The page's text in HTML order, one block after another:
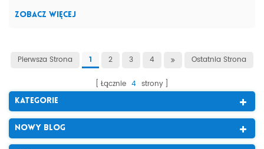
ZOBACZ WIĘCEJ
Pierwsza Strona 1 2 3 4 Ostatnia Strona
Łącznie 4 strony
Kategorie
Nowy Blog